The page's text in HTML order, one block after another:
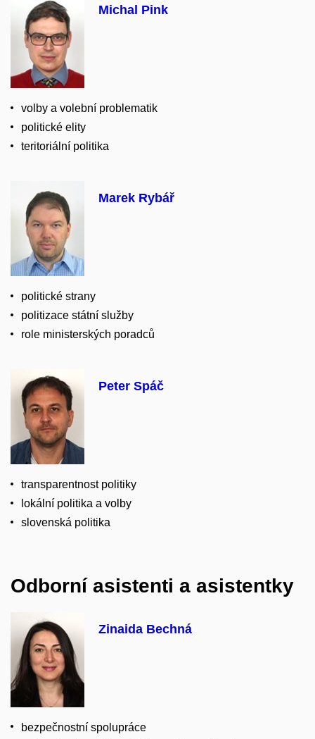
Michal Pink
volby a volební problematik
politické elity
teritoriální politika
Marek Rybář
politické strany
politizace státní služby
role ministerských poradců
Peter Spáč
transparentnost politiky
lokální politika a volby
slovenská politika
Odborní asistenti a asistentky
Zinaida Bechná
bezpečnostní spolupráce